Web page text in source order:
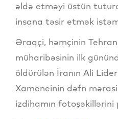
əldə etməyi üstün
insana təsir etmək
Əraqçi, həmçinin
müharibəsinin ilk
öldürülən İranın Ali
Xameneinin dəfn
izdihamın fotoşəkillərini